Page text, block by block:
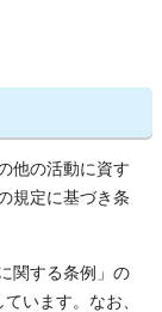
他の活動に資す
規定に基づき条
関する条例」の
います。なお、